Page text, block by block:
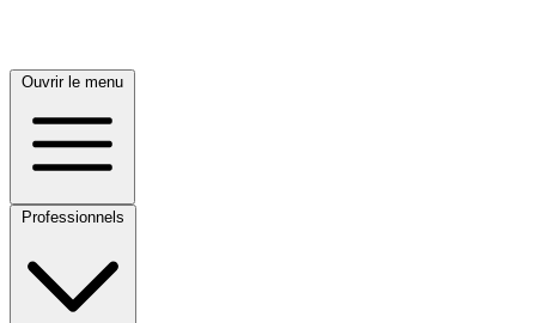
Ouvrir le menu
Professionnels